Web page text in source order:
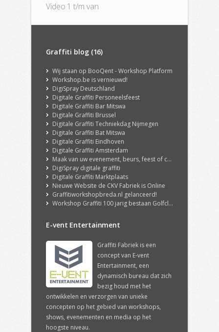
Video 1 t/m van
Graffiti blog (16)
Wij staan op BooQent - Workshop Platform
Workshop.be is vernieuwd!
DigiSpray Deutschland
Digitale Graffiti Personeelsfeest
Digitale Graffiti Bar Mitswa
Digitale Graffiti Brussel
Digitale Graffiti Techniekdag Nijmegen
Digitale Graffiti Bat Mitswa
Digitale Graffiti Eindhoven
Digitale Graffiti Amsterdam
Maak van uw evenement, beurs, feest of congres een echte ervaring met onze DigiSpray Digitale Graffiti Wall!
DigiSpray digitale graffiti
Digitale Graffiti Marktplaats
Nieuwe Website de CKV Fabriek is Online
Graffitiworkshopbreda.nl gelanceerd!
Workshop Graffiti 100 jarig bestaan Golfclub Hilversum
E-vent Entertainment
Graffiti Fabriek is een
concept van E-vent
Entertainment, een
dynamisch bureau dat zich
bezig houd met het
ontwikkelen en verzorgen van unieke
concepten op het gebied van workshops,
shows, evenementen en media op het
hoogste niveau.